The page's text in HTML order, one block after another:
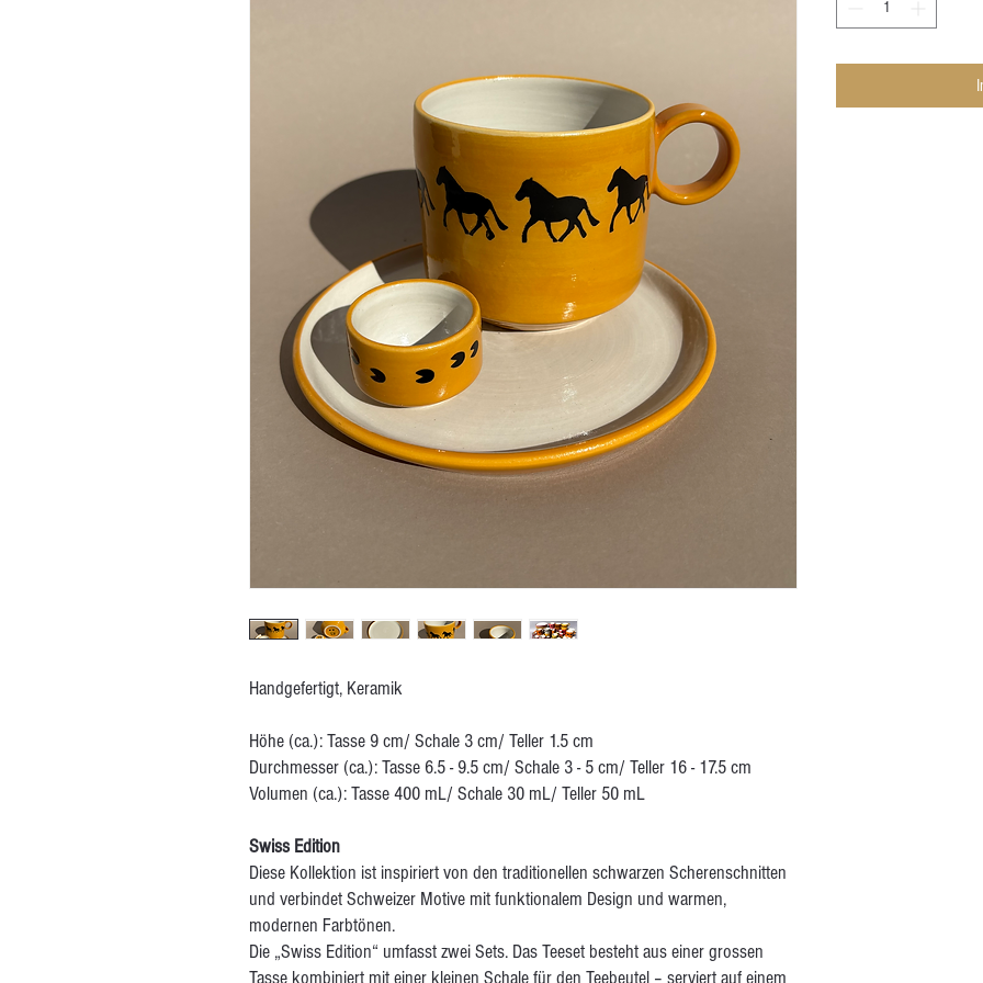
Handgefertigt, Keramik
Höhe (ca.): Tasse 9 cm/ Schale 3 cm/ Teller 1.5 cm
Durchmesser (ca.): Tasse 6.5 - 9.5 cm/ Schale 3 - 5 cm/ Teller 16 - 17.5 cm
Volumen (ca.): Tasse 400 mL/ Schale 30 mL/ Teller 50 mL
Swiss Edition
Diese Kollektion ist inspiriert von den traditionellen schwarzen Scherenschnitten
und verbindet Schweizer Motive mit funktionalem Design und warmen,
modernen Farbtönen.
Die „Swiss Edition“ umfasst zwei Sets. Das Teeset besteht aus einer grossen
Tasse kombiniert mit einer kleinen Schale für den Teebeutel – serviert auf einem